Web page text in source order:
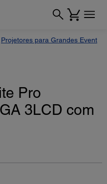
Projetores para Grandes Eventos
Pro
3LCD com